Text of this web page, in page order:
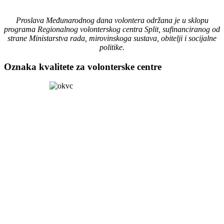
Proslava Međunarodnog dana volontera održana je u sklopu
programa Regionalnog volonterskog centra Split, sufinanciranog od
strane Ministarstva rada, mirovinskoga sustava, obitelji i socijalne
politike.
Oznaka kvalitete za volonterske centre